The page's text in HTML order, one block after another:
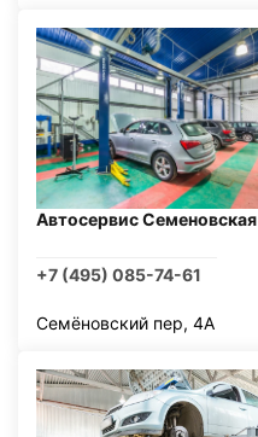
Автосервис Семеновская
+7 (495) 085-74-61
Семёновский пер, 4А